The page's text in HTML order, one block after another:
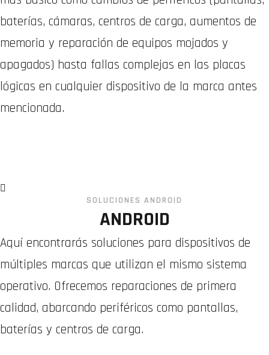
baterías, cámaras, centros de carga, aumentos de
memoria y reparación de equipos mojados y
apagados) hasta fallas complejas en las placas
lógicas en cualquier dispositivo de la marca antes
mencionada.
SOLUCIONES ANDROID
ANDROID
Aquí encontrarás soluciones para dispositivos de
múltiples marcas que utilizan el mismo sistema
operativo. Ofrecemos reparaciones de primera
calidad, abarcando periféricos como pantallas,
baterías y centros de carga.